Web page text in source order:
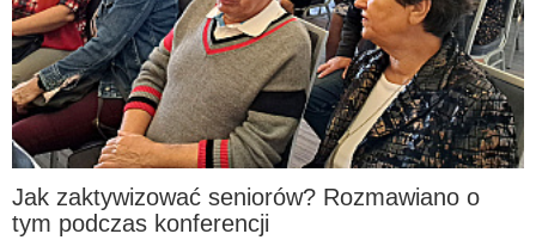
Jak zaktywizować seniorów? Rozmawiano o
tym podczas konferencji